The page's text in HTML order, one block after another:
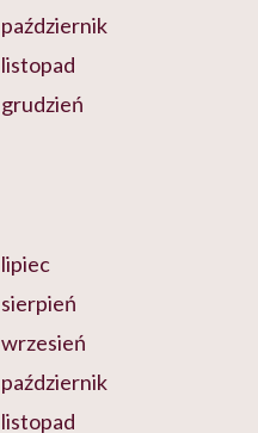
październik
listopad
grudzień
lipiec
sierpień
wrzesień
październik
listopad